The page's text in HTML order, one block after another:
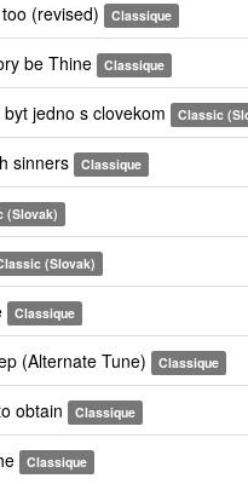
(revised) Classique
be Thine Classique
jedno s clovekom Classic
sinners Classique
(Slovak)
(Slovak)
Classique
(Alternate Tune) Classique
obtain Classique
Classique